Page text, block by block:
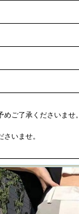
ご了承くださいませ。
いませ。